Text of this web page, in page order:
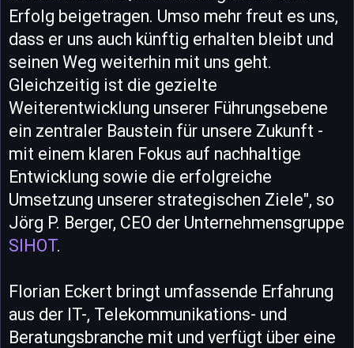
Erfolg beigetragen. Umso mehr freut es uns,
dass er uns auch künftig erhalten bleibt und
seinen Weg weiterhin mit uns geht.
Gleichzeitig ist die gezielte
Weiterentwicklung unserer Führungsebene
ein zentraler Baustein für unsere Zukunft -
mit einem klaren Fokus auf nachhaltige
Entwicklung sowie die erfolgreiche
Umsetzung unserer strategischen Ziele", so
Jörg P. Berger, CEO der Unternehmensgruppe
SIHOT.
Florian Eckert bringt umfassende Erfahrung
aus der IT-, Telekommunikations- und
Beratungsbranche mit und verfügt über eine